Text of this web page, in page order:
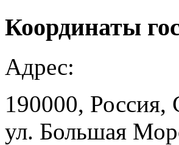
Координаты
Адрес:
190000, Россия,
ул. Большая